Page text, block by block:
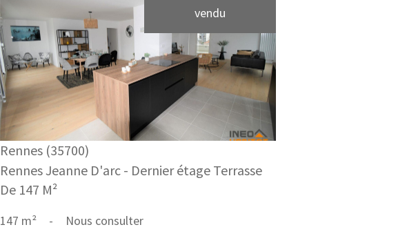
vendu
voir le bien
Rennes (35700)
Rennes Jeanne D'arc - Dernier étage Terrasse
De 147 M²
147 m² - Nous consulter